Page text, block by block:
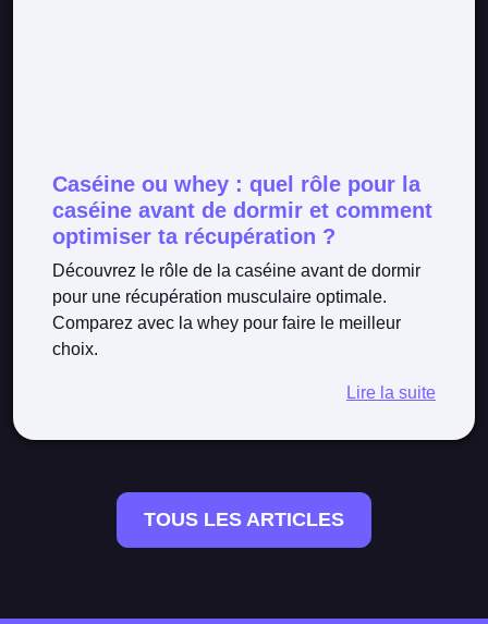
Caséine ou whey : quel rôle pour la
caséine avant de dormir et comment
optimiser ta récupération ?
Découvrez le rôle de la caséine avant de dormir
pour une récupération musculaire optimale.
Comparez avec la whey pour faire le meilleur
choix.
Lire la suite
TOUS LES ARTICLES